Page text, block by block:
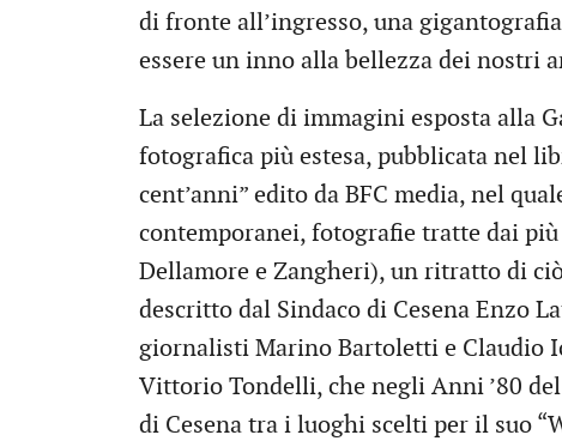
di fronte all’ingresso, una
essere un inno alla bellezza dei nostri
La selezione di immagini esposta alla
fotografica più estesa, pubblicata nel
cent’anni” edito da BFC media, nel
contemporanei, fotografie tratte dai
Dellamore e Zangheri), un ritratto di
descritto dal Sindaco di Cesena Enzo
giornalisti Marino Bartoletti e Claudio
Vittorio Tondelli, che negli Anni ’80
di Cesena tra i luoghi scelti per il suo